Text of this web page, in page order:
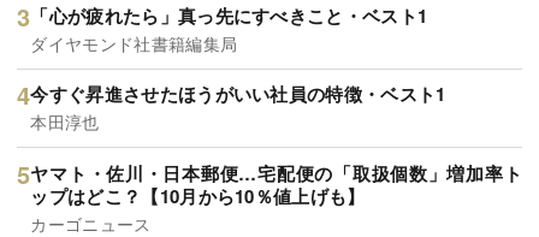
「心が疲れたら」真っ先にすべきこと・ベスト1
ダイヤモンド社書籍編集局
今すぐ昇進させたほうがいい社員の特徴・ベスト1
本田淳也
ヤマト・佐川・日本郵便…宅配便の「取扱個数」増加率ト
ップはどこ？【10月から10％値上げも】
カーゴニュース